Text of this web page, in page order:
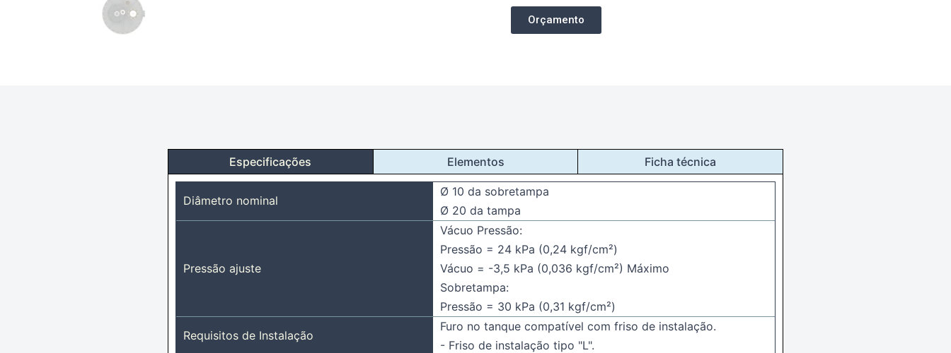
Orçamento
Especificações Elementos Ficha técnica
Diâmetro nominal
Ø 10 da sobretampa
Ø 20 da tampa
Pressão ajuste
Vácuo Pressão:
Pressão = 24 kPa (0,24 kgf/cm²)
Vácuo = -3,5 kPa (0,036 kgf/cm²) Máximo
Sobretampa:
Pressão = 30 kPa (0,31 kgf/cm²)
Requisitos de Instalação
Furo no tanque compatível com friso de instalação.
- Friso de instalação tipo "L".